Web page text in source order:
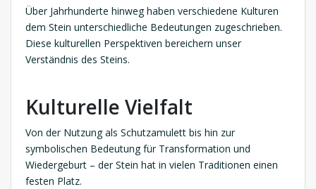
Über Jahrhunderte hinweg haben verschiedene Kulturen
dem Stein unterschiedliche Bedeutungen zugeschrieben.
Diese kulturellen Perspektiven bereichern unser
Verständnis des Steins.
Kulturelle Vielfalt
Von der Nutzung als Schutzamulett bis hin zur
symbolischen Bedeutung für Transformation und
Wiedergeburt – der Stein hat in vielen Traditionen einen
festen Platz.